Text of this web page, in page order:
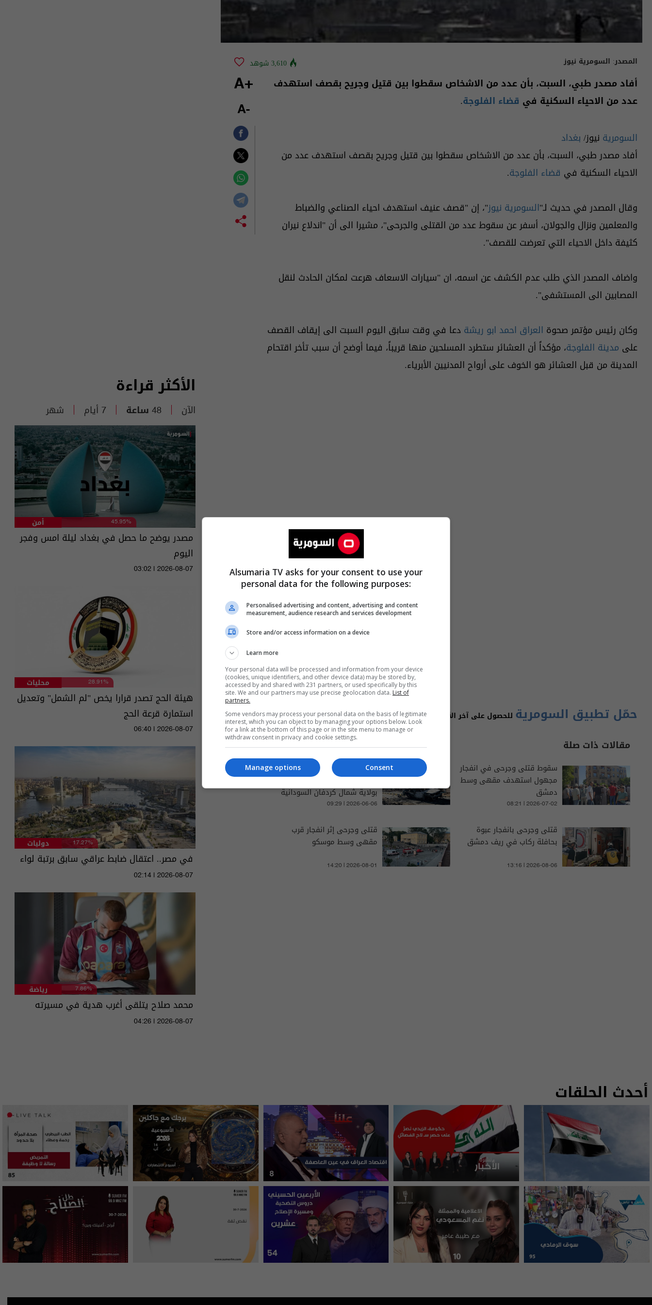
المصدر: السومرية نيوز 3,610 شوهد
أفاد مصدر طبي، السبت، بأن عدد من الاشخاص سقطوا بين قتيل وجريح بقصف استهدف
عدد من الاحياء السكنية في قضاء الفلوجة.
السومرية نيوز/ بغداد
أفاد مصدر طبي، السبت، بأن عدد من الاشخاص سقطوا بين قتيل وجريح بقصف استهدف عدد من
الاحياء السكنية في قضاء الفلوجة.
وقال المصدر في حديث لـ"السومرية نيوز"، إن "قصف عنيف استهدف احياء الصناعي والضباط
والمعلمين ونزال والجولان، أسفر عن سقوط عدد من القتلى والجرحى"، مشيرا الى أن "اندلاع نيران
كثيفة داخل الاحياء التي تعرضت للقصف".
واضاف المصدر الذي طلب عدم الكشف عن اسمه، ان "سيارات الاسعاف هرعت لمكان الحادث لنقل
المصابين الى المستشفى".
وكان رئيس مؤتمر صحوة العراق احمد ابو ريشة دعا في وقت سابق اليوم السبت الى إيقاف القصف
على مدينة الفلوجة، مؤكداً أن العشائر ستطرد المسلحين منها قريباً، فيما أوضح أن سبب تأخر اقتحام
المدينة من قبل العشائر هو الخوف على أرواح المدنيين الأبرياء.
حمّل تطبيق السومرية للحصول على آخر الأخبار والتغطيات الخاصة
مقالات ذات صلة
سقوط قتلى وجرحى في انفجار
مجهول استهدف مقهى وسط
دمشق
08:21 | 2026-07-02
قتلى وجرحى في هجمات
بالمسيرات استهدفت قرى
بولاية شمال كردفان السودانية
09:29 | 2026-06-06
قتلى وجرحى بانفجار عبوة
بحافلة ركاب في ريف دمشق
13:16 | 2026-08-06
قتلى وجرحى إثر انفجار قرب
مقهى وسط موسكو
14:20 | 2026-08-01
+A
-A
الأكثر قراءة
الآن 48 ساعة 7 أيام شهر
أمن 45.95%
مصدر يوضح ما حصل في بغداد ليلة امس وفجر
اليوم
03:02 | 2026-08-07
محليات 28.91%
هيئة الحج تصدر قرارا يخص "لم الشمل" وتعديل
استمارة قرعة الحج
06:40 | 2026-08-07
دوليات 17.27%
في مصر.. اعتقال ضابط عراقي سابق برتبة لواء
02:14 | 2026-08-07
رياضة 7.86%
محمد صلاح يتلقى أغرب هدية في مسيرته
04:26 | 2026-08-07
أحدث الحلقات
Alsumaria TV asks for your consent to use your
personal data for the following purposes:
Personalised advertising and content, advertising and content
measurement, audience research and services development
Store and/or access information on a device
Learn more
Your personal data will be processed and information from your device
(cookies, unique identifiers, and other device data) may be stored by,
accessed by and shared with 231 partners, or used specifically by this
site. We and our partners may use precise geolocation data. List of
partners.
Some vendors may process your personal data on the basis of legitimate
interest, which you can object to by managing your options below. Look
for a link at the bottom of this page or in the site menu to manage or
withdraw consent in privacy and cookie settings.
Consent
Manage options